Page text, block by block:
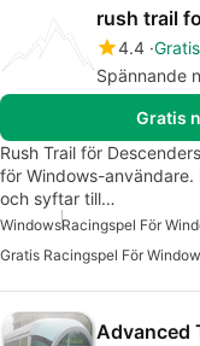
rush trail
4.4 Gratis
Spännande
Gratis
Rush Trail för
för Windows-användare.
och syftar till…
WindowsRacingspel För
Gratis Racingspel För
Advanced